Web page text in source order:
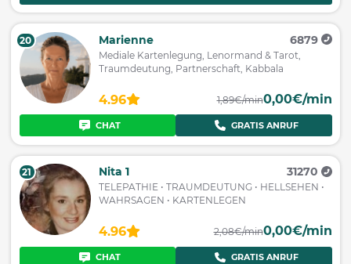
20 Marienne 6879
Mediale Kartenlegung, Lenormand & Tarot,
Traumdeutung, Partnerschaft, Kabbala
4.96 1,89€/min0,00€/min
CHAT GRATIS ANRUF
21 Nita 1 31270
TELEPATHIE • TRAUMDEUTUNG • HELLSEHEN •
WAHRSAGEN • KARTENLEGEN
4.96 2,08€/min0,00€/min
CHAT GRATIS ANRUF